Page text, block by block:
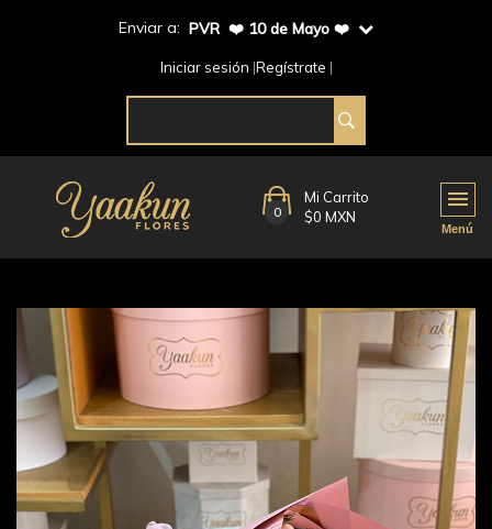
Enviar a: PVR ❤️ 10 de Mayo ❤️
Iniciar sesión Regístrate
0
Mi Carrito
$0 MXN